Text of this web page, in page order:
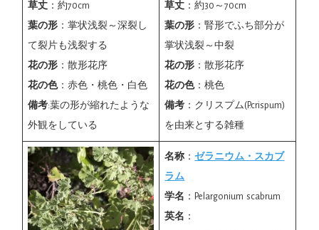
草丈 ：約70cm
葉の形 ：掌状浅裂～深裂し
て裂片も浅裂する
花の形 ：散形花序
花の色：赤色・桃色・白色
備考:葉の形が縮れたような
外観をしている
草丈 ：約30～70cm
葉の形 ：腎形でふち部分が
掌状浅裂～中裂
花の形 ：散形花序
花の色：桃色
備考 ：クリスプム(P.crispum)
を由来とする雑種
名称 ：ゼラニウム・スカブ
ラム
学名 ：Pelargonium scabrum
英名 ：